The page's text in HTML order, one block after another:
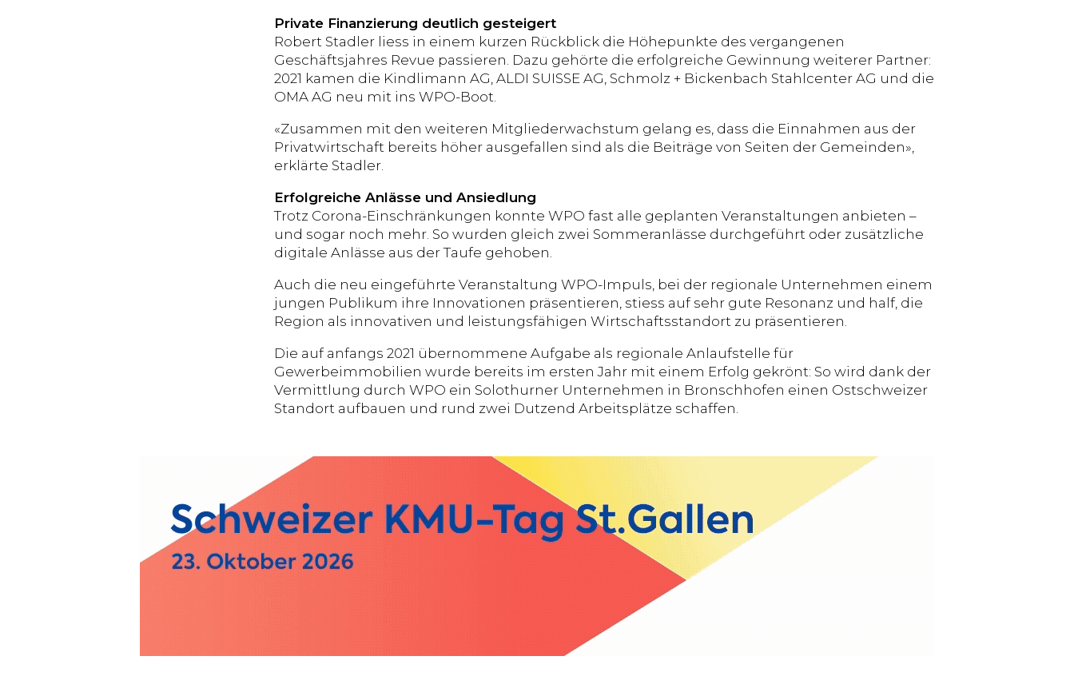
Private Finanzierung deutlich gesteigert
Robert Stadler liess in einem kurzen Rückblick die Höhepunkte des vergangenen
Geschäftsjahres Revue passieren. Dazu gehörte die erfolgreiche Gewinnung weiterer Partner:
2021 kamen die Kindlimann AG, ALDI SUISSE AG, Schmolz + Bickenbach Stahlcenter AG und die
OMA AG neu mit ins WPO-Boot.
«Zusammen mit den weiteren Mitgliederwachstum gelang es, dass die Einnahmen aus der
Privatwirtschaft bereits höher ausgefallen sind als die Beiträge von Seiten der Gemeinden»,
erklärte Stadler.
Erfolgreiche Anlässe und Ansiedlung
Trotz Corona-Einschränkungen konnte WPO fast alle geplanten Veranstaltungen anbieten –
und sogar noch mehr. So wurden gleich zwei Sommeranlässe durchgeführt oder zusätzliche
digitale Anlässe aus der Taufe gehoben.
Auch die neu eingeführte Veranstaltung WPO-Impuls, bei der regionale Unternehmen einem
jungen Publikum ihre Innovationen präsentieren, stiess auf sehr gute Resonanz und half, die
Region als innovativen und leistungsfähigen Wirtschaftsstandort zu präsentieren.
Die auf anfangs 2021 übernommene Aufgabe als regionale Anlaufstelle für
Gewerbeimmobilien wurde bereits im ersten Jahr mit einem Erfolg gekrönt: So wird dank der
Vermittlung durch WPO ein Solothurner Unternehmen in Bronschhofen einen Ostschweizer
Standort aufbauen und rund zwei Dutzend Arbeitsplätze schaffen.